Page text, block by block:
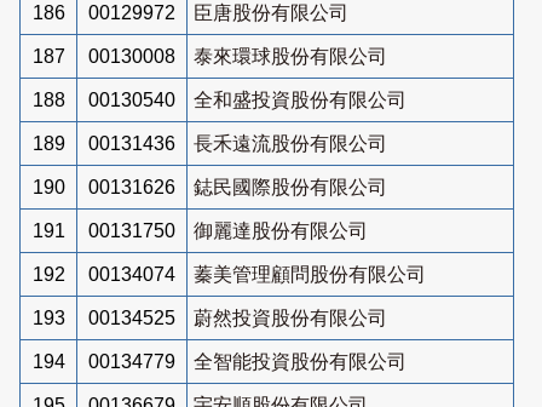
186 00129972 臣唐股份有限公司
187 00130008 泰來環球股份有限公司
188 00130540 全和盛投資股份有限公司
189 00131436 長禾遠流股份有限公司
190 00131626 鋕民國際股份有限公司
191 00131750 御麗達股份有限公司
192 00134074 蓁美管理顧問股份有限公司
193 00134525 蔚然投資股份有限公司
194 00134779 全智能投資股份有限公司